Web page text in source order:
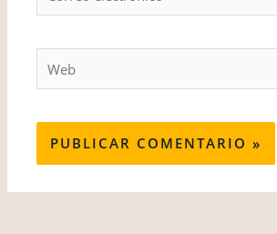
electrónico*